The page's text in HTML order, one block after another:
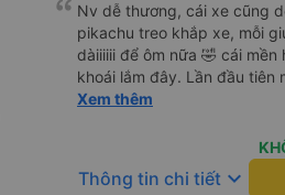
loại xe buýt khác với ba
nhưng vẫn khá thoải mái và
đi 8-10 tiếng ngồi một chỗ.
Trang và sau đó được đưa
cũng vận chuyển hàng hóa
công ty này và đặt chỗ ngồi
Nv dễ thương, cái xe cũng
pikachu treo khắp xe, mỗi
dàiiiiii để ôm nữa 🤣 cái
khoái lắm đây. Lần đầu tiên
bàn chải đánh răng. Có 2
Xem thêm
Thông tin chi tiết keyboard_arrow_down